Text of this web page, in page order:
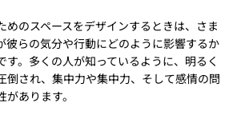
めのスペースをデザインするときは、さま
彼らの気分や行動にどのように影響するか
す。多くの人が知っているように、明るく
倒され、集中力や集中力、そして感情の問
あります。